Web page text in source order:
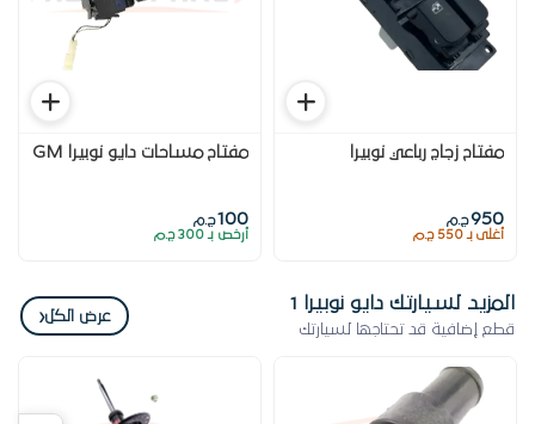
مفتاح زجاج رباعي نوبيرا
950ج.م
أغلى بـ 550 ج.م
مفتاح مساحات دايو نوبيرا GM
100ج.م
أرخص بـ 300 ج.م
المزيد لسيارتك دايو نوبيرا 1
قطع إضافية قد تحتاجها لسيارتك
عرض الكل‹